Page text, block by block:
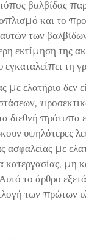
βαλβίδας
και το
των
εκτίμηση της
τη
ελατήριο δεν
πρότυπα
υψηλότερες
ασφαλείας με
μη
το άρθρο
των πρώτων